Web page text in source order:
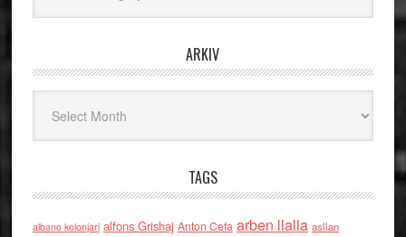
ARKIV
TAGS
albano kolonjari alfons Grishaj Anton Cefa arben llalla asllan